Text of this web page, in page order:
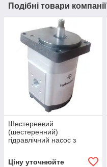
Подібні товари компанії
Шестерневий
(шестеренний)
гідравлічний насос з
Ціну уточнюйте